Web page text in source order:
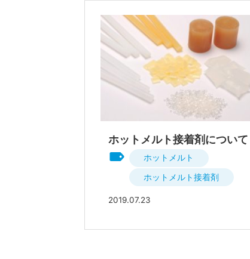
ホットメルト接着剤について
ホットメルト
ホットメルト接着剤
2019.07.23